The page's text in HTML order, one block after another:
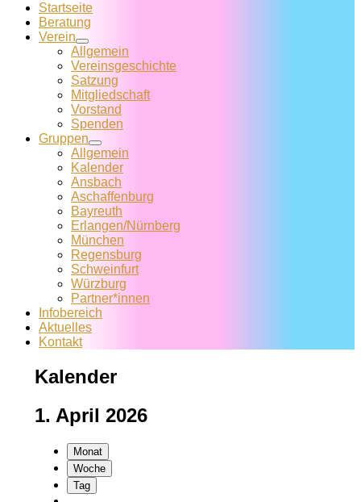
Startseite
Beratung
Verein
Allgemein
Vereins­geschichte
Satzung
Mitglied­schaft
Vorstand
Spenden
Gruppen
Allgemein
Kalender
Ansbach
Aschaffenburg
Bayreuth
Erlangen/Nürnberg
München
Regensburg
Schweinfurt
Würzburg
Partner*innen
Infobereich
Aktuelles
Kontakt
Kalender
1. April 2026
Monat
Woche
Tag